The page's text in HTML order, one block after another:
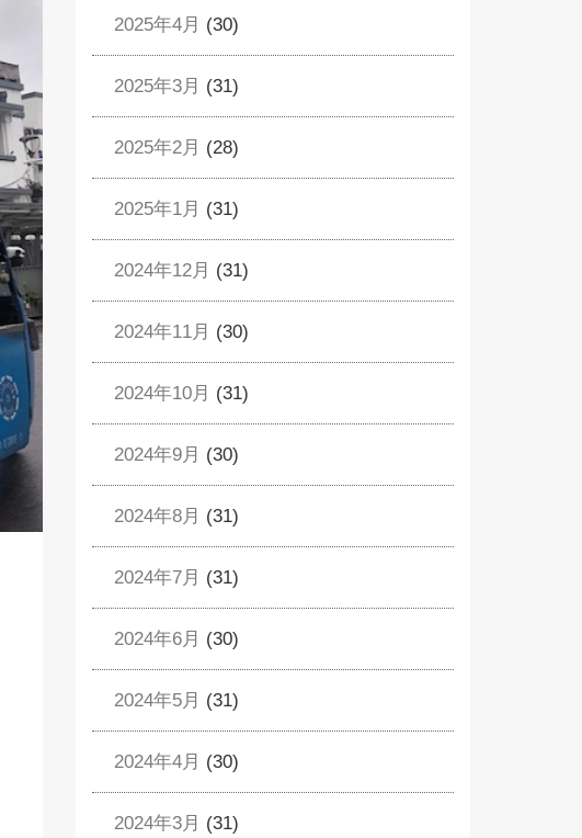
2025年4月 (30)
2025年3月 (31)
2025年2月 (28)
2025年1月 (31)
2024年12月 (31)
2024年11月 (30)
2024年10月 (31)
2024年9月 (30)
2024年8月 (31)
2024年7月 (31)
2024年6月 (30)
2024年5月 (31)
2024年4月 (30)
2024年3月 (31)